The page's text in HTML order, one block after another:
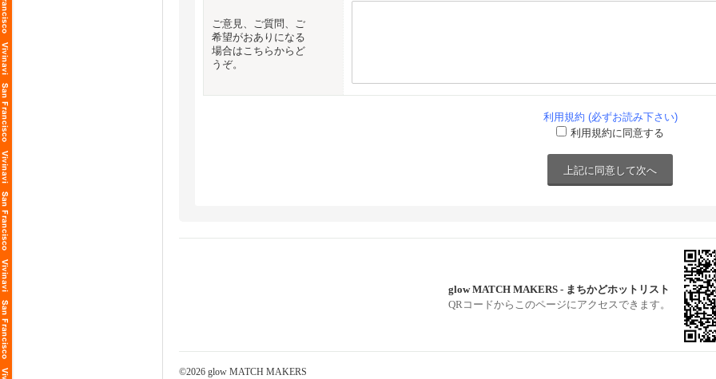
大橋美代子 (弊社マッチメーカー兼マネジャー)
国際マッチメーカーとして20年以上の経験を持ち、在米歴も長く、アメリカ生活のベテランで
国際結婚のエキスパートでもあります。
細やかなケアで、これ迄たくさんの異文化カップルを誕生させてきました。
お相手を真剣に見つけたい皆様、是非私にご相談ください。お待ちしています。
まずは下記「メッセージを送る」または弊社ウェブサイトよりお気軽にお問合せください♪
【遠方からご参加の皆さまへ】
ロサンゼルスへのご参加をご検討の方へ、特別な宿泊プランをご用意しております。
治安の良いエリアにある会場ホテルを、特別割引にてご利用いただけます。
「初めてのロサンゼルスで不安…」という方も安心してご参加いただけます。
この機会に、旅行を兼ねて新しい一歩を踏み出してみませんか？✨
※宿泊プランの詳細は、ご希望の方へ個別にご案内いたします。
まずは下記「メッセージを送る」または弊社ウェブサイトよりお気軽にお問合せください♪
詳細も以下リンクよりご確認いただけます。
ご意見、ご質問、ご
希望がおありになる
場合はこちらからど
うぞ。
利用規約 (必ずお読み下さい)
利用規約に同意する
glow MATCH MAKERS - まちかどホットリスト
QRコードからこのページにアクセスできます。
©2026 glow MATCH MAKERS